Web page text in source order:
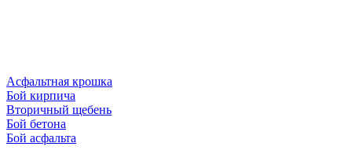
Асфальтная крошка
Бой кирпича
Вторичный щебень
Бой бетона
Бой асфальта